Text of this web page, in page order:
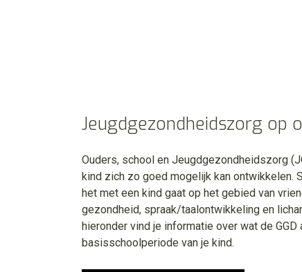
Jeugdgezondheidszorg op
Ouders, school en Jeugdgezondheidszorg
kind zich zo goed mogelijk kan ontwikkelen.
het met een kind gaat op het gebied van
gezondheid, spraak/taalontwikkeling en
hieronder vind je informatie over wat de
basisschoolperiode van je kind.